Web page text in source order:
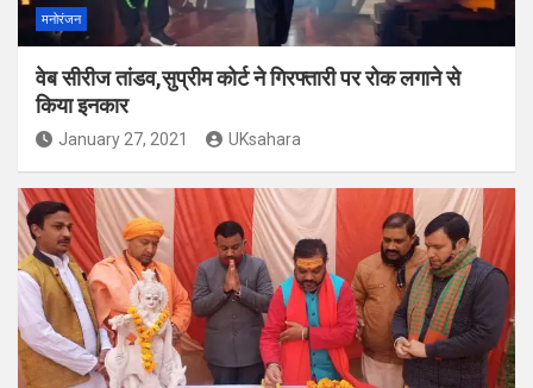
मनोरंजन
वेब सीरीज तांडव,सुप्रीम कोर्ट ने गिरफ्तारी पर रोक लगाने से
किया इनकार
January 27, 2021 UKsahara